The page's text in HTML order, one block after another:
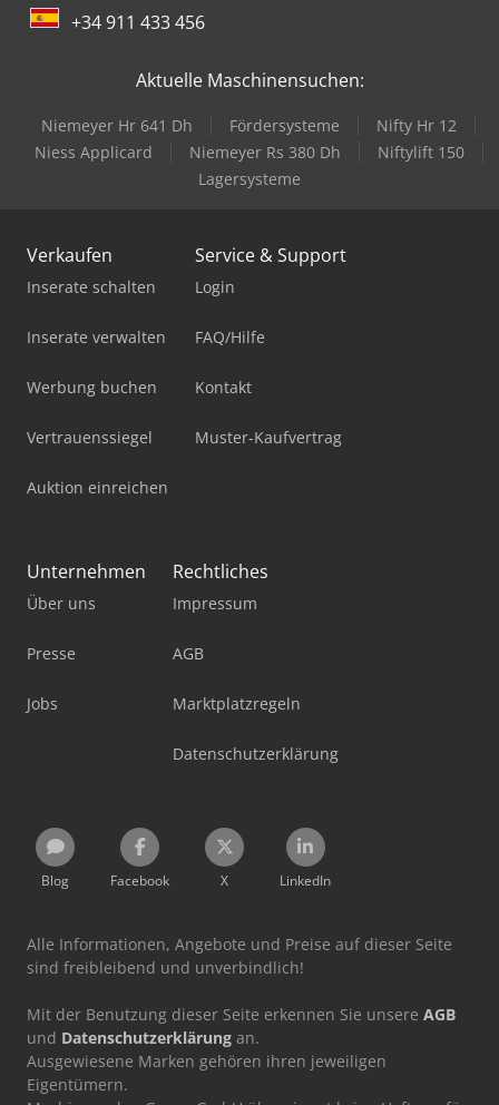
+34 911 433 456
Aktuelle Maschinensuchen:
Niemeyer Hr 641 Dh Fördersysteme
Nifty Hr 12
Niess Applicard
Niemeyer Rs 380 Dh
Niftylift 150
Lagersysteme
Verkaufen
Inserate schalten
Inserate verwalten
Werbung buchen
Vertrauenssiegel
Auktion einreichen
Service & Support
Login
FAQ/Hilfe
Kontakt
Muster-Kaufvertrag
Unternehmen
Über uns
Presse
Jobs
Rechtliches
Impressum
AGB
Marktplatzregeln
Datenschutzerklärung
Blog Facebook X LinkedIn
Alle Informationen, Angebote und Preise auf dieser Seite
sind freibleibend und unverbindlich!
Mit der Benutzung dieser Seite erkennen Sie unsere AGB
und Datenschutzerklärung an.
Ausgewiesene Marken gehören ihren jeweiligen
Eigentümern.